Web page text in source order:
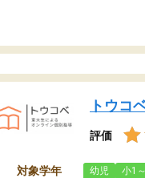
トウコ
評価
対象学年 幼児 小1